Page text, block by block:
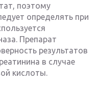
поэтому
определять при
Препарат
результатов
в случае
кислоты.